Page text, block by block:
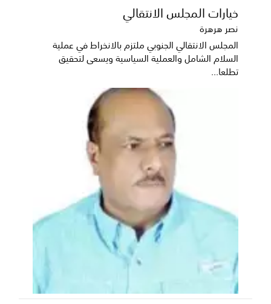
خيارات المجلس الانتقالي
نصر هرهرة
المجلس الانتقالي الجنوبي ملتزم بالانخراط في عملية
السلام الشامل والعملية السياسية ويسعى لتحقيق
تطلعا...